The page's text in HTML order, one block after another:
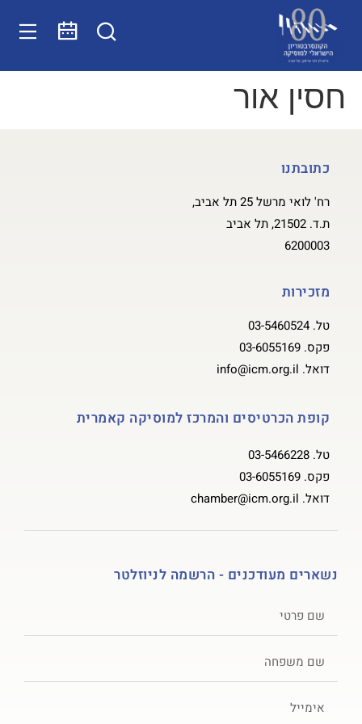
חסין אור
כתובתנו
רח' לואי מרשל 25 תל אביב,
ת.ד. 21502, תל אביב
6200003
מזכירות
טל. 03-5460524
פקס. 03-6055169
דואל. info@icm.org.il
קופת הכרטיסים והמרכז למוסיקה קאמרית
טל. 03-5466228
פקס. 03-6055169
דואל. chamber@icm.org.il
נשארים מעודכנים - הרשמה לניוזלטר